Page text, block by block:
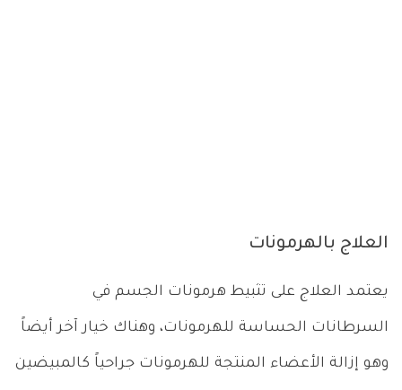
العلاج بالهرمونات
يعتمد العلاج على تثبيط هرمونات الجسم في
السرطانات الحساسة للهرمونات، وهناك خيار آخر أيضاً
وهو إزالة الأعضاء المنتجة للهرمونات جراحياً كالمبيضين